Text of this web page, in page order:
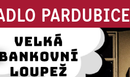
PARDUBICE